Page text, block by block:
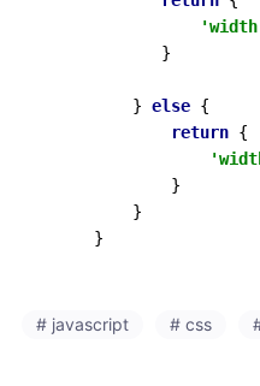
            }
         }
else {
return {
             }
         }
# javascript # css